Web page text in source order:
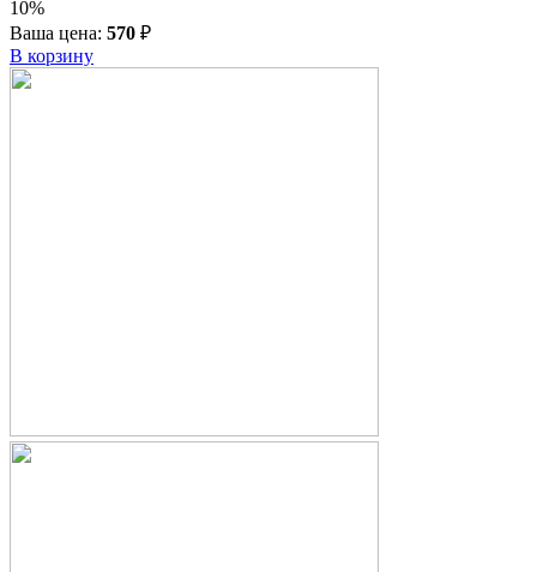
10%
Ваша цена: 570 ₽
В корзину